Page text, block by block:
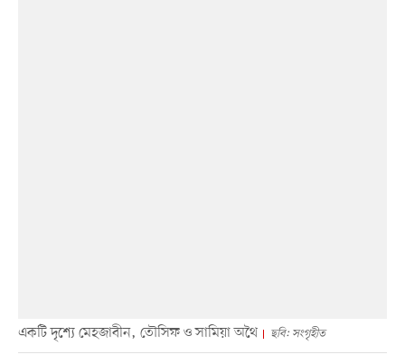
একটি দৃশ্যে মেহজাবীন, তৌসিফ ও সামিয়া অথৈ ছবি: সংগৃহীত